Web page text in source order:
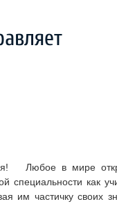
Любое в мире
как
им частичку своих